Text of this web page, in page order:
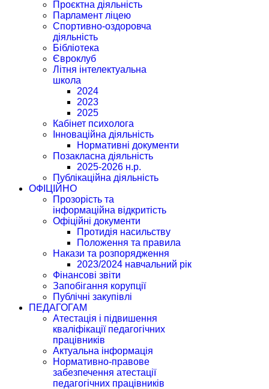
Проєктна діяльність
Парламент ліцею
Спортивно-оздоровча
діяльність
Бібліотека
Євроклуб
Літня інтелектуальна
школа
2024
2023
2025
Кабінет психолога
Інноваційна діяльність
Нормативні документи
Позакласна діяльність
2025-2026 н.р.
Публікаційна діяльність
ОФІЦІЙНО
Прозорість та
інформаційна відкритість
Офіційні документи
Протидія насильству
Положення та правила
Накази та розпорядження
2023/2024 навчальний рік
Фінансові звіти
Запобігання корупції
Публічні закупівлі
ПЕДАГОГАМ
Атестація і підвишення
кваліфікації педагогічних
працівників
Актуальна інформація
Нормативно-правове
забезпечення атестації
педагогічних працівників